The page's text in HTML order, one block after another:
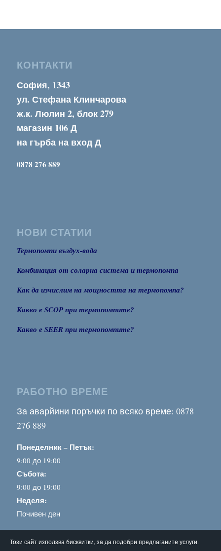
КОНТАКТИ
София, 1343
ул. Стефана Клинчарова
ж.к. Люлин 2, блок 279
магазин 106 Д
на гърба на вход Д
0878 276 889
НОВИ СТАТИИ
Термопомпи въздух-вода
Комбинация от соларна система и термопомпа
Как да изчислим на мощността на термопомпа?
Какво е SCOP при термопомпите?
Какво е SEER при термопомпите?
РАБОТНО ВРЕМЕ
За аварйини поръчки по всяко време: 0878
276 889
Понеделник – Петък:
9:00 до 19:00
Събота:
9:00 до 19:00
Неделя:
Почивен ден
Този сайт използва бисквитки, за да подобри предлаганите услуги.